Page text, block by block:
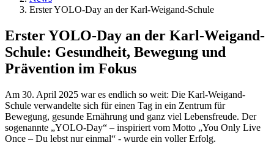
Erster YOLO-Day an der Karl-Weigand-Schule
Erster YOLO-Day an der Karl-Weigand-
Schule: Gesundheit, Bewegung und
Prävention im Fokus
Am 30. April 2025 war es endlich so weit: Die Karl-Weigand-
Schule verwandelte sich für einen Tag in ein Zentrum für
Bewegung, gesunde Ernährung und ganz viel Lebensfreude. Der
sogenannte „YOLO-Day“ – inspiriert vom Motto „You Only Live
Once – Du lebst nur einmal“ - wurde ein voller Erfolg.